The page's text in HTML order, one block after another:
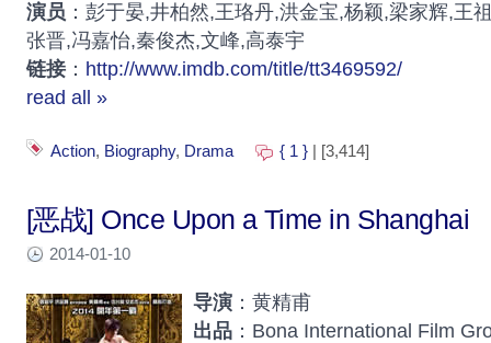
演员 ：彭于晏,井柏然,王珞丹,洪金宝,杨颖,梁家辉,王
张晋,冯嘉怡,秦俊杰,文峰,高泰宇
链接 ： http://www.imdb.com/title/tt3469592/
read all »
Action, Biography, Drama { 1 } | [3,414]
[恶战] Once Upon a Time in Shanghai
2014-01-10
导演 ：黄精甫
出品 ：Bona International Film